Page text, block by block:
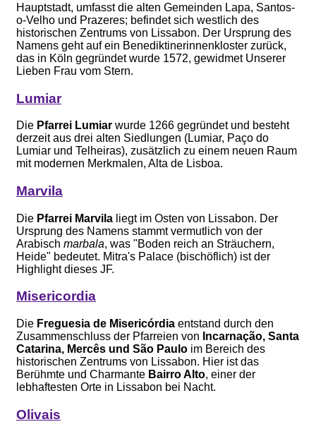
Hauptstadt, umfasst die alten Gemeinden Lapa, Santos-
o-Velho und Prazeres; befindet sich westlich des
historischen Zentrums von Lissabon. Der Ursprung des
Namens geht auf ein Benediktinerinnenkloster zurück,
das in Köln gegründet wurde 1572, gewidmet Unserer
Lieben Frau vom Stern.
Lumiar
Die Pfarrei Lumiar wurde 1266 gegründet und besteht
derzeit aus drei alten Siedlungen (Lumiar, Paço do
Lumiar und Telheiras), zusätzlich zu einem neuen Raum
mit modernen Merkmalen, Alta de Lisboa.
Marvila
Die Pfarrei Marvila liegt im Osten von Lissabon. Der
Ursprung des Namens stammt vermutlich von der
Arabisch marbala, was "Boden reich an Sträuchern,
Heide" bedeutet. Mitra's Palace (bischöflich) ist der
Highlight dieses JF.
Misericordia
Die Freguesia de Misericórdia entstand durch den
Zusammenschluss der Pfarreien von Incarnação, Santa
Catarina, Mercês und São Paulo im Bereich des
historischen Zentrums von Lissabon. Hier ist das
Berühmte und Charmante Bairro Alto, einer der
lebhaftesten Orte in Lissabon bei Nacht.
Olivais